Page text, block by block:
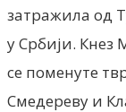
затражила од
у Србији. Кнез
се поменуте
Смедереву и